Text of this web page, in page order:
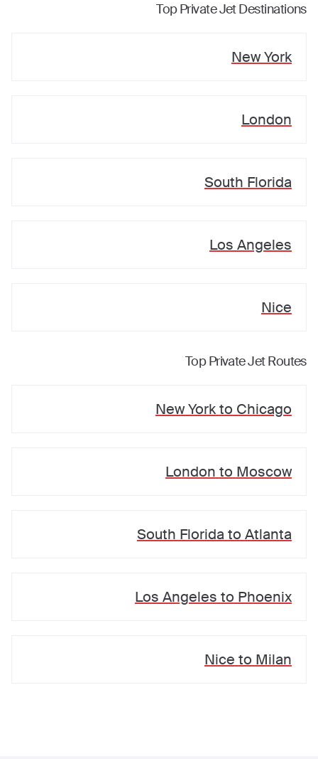
Top Private Jet Destinations
New York
London
South Florida
Los Angeles
Nice
Top Private Jet Routes
New Yorkto Chicago
London to Moscow
South Florida to Atlanta
Los Angeles to Phoenix
Nice to Milan